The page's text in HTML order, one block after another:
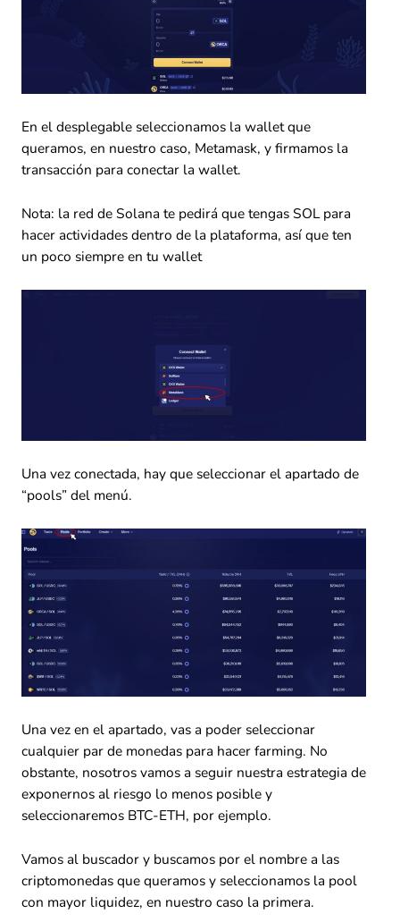
En el desplegable seleccionamos la wallet que
queramos, en nuestro caso, Metamask, y firmamos la
transacción para conectar la wallet.
Nota: la red de Solana te pedirá que tengas SOL para
hacer actividades dentro de la plataforma, así que ten
un poco siempre en tu wallet
Una vez conectada, hay que seleccionar el apartado de
“pools” del menú.
Una vez en el apartado, vas a poder seleccionar
cualquier par de monedas para hacer farming. No
obstante, nosotros vamos a seguir nuestra estrategia de
exponernos al riesgo lo menos posible y
seleccionaremos BTC-ETH, por ejemplo.
Vamos al buscador y buscamos por el nombre a las
criptomonedas que queramos y seleccionamos la pool
con mayor liquidez, en nuestro caso la primera.